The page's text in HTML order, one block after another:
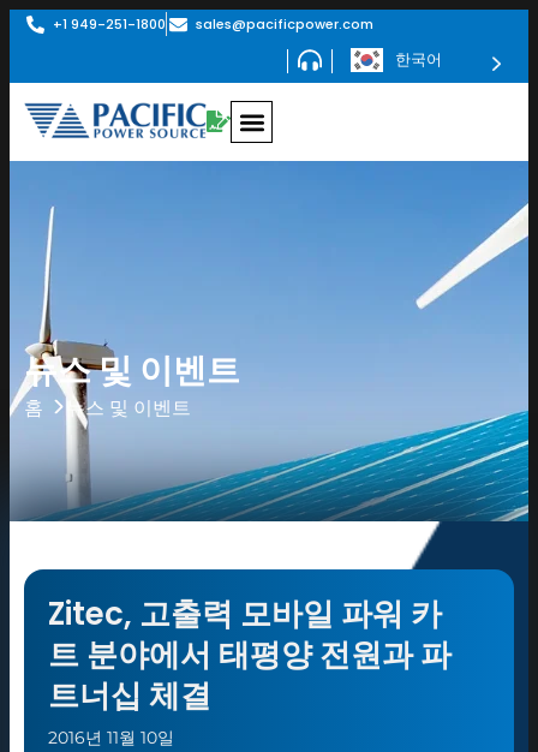
+1 949-251-1800 sales@pacificpower.com
한국어
뉴스 및 이벤트
홈 뉴스 및 이벤트
Zitec, 고출력 모바일 파워 카
트 분야에서 태평양 전원과 파
트너십 체결
2016년 11월 10일